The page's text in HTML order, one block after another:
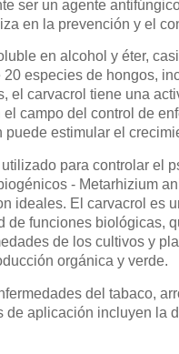
ser un agente
en la prevención y el
en alcohol y éter,
especies de hongos,
el carvacrol tiene una
campo del control de
estimular el
para controlar el
- Metarhizium
ideales. El carvacrol
funciones
de los cultivos y
orgánica y verde.
del tabaco,
aplicación incluyen